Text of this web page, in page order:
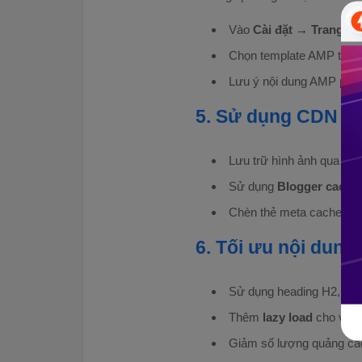
Vào Cài đặt → Trang
Chọn template AMP tối
Lưu ý nội dung AMP
5. Sử dụng CDN
Lưu trữ hình ảnh qua
Sử dụng Blogger cache
Chèn thẻ meta cache
6. Tối ưu nội dung
Sử dụng heading H2,
Thêm lazy load cho
Giảm số lượng quảng